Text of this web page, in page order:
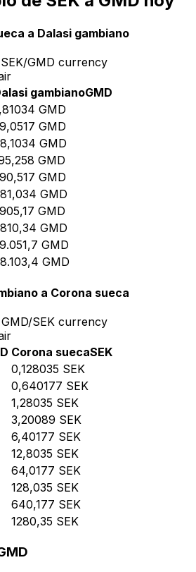
a Dalasi gambiano
GMD currency
gambianoGMD
GMD
GMD
GMD
GMD
GMD
GMD
GMD
GMD
GMD
GMD
a Corona sueca
SEK currency
Corona suecaSEK
0,128035 SEK
0,640177 SEK
1,28035 SEK
3,20089 SEK
6,40177 SEK
12,8035 SEK
64,0177 SEK
128,035 SEK
640,177 SEK
1280,35 SEK